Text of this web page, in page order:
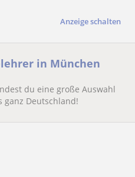
Anzeige schalten
in München
du eine große Auswahl
Deutschland!